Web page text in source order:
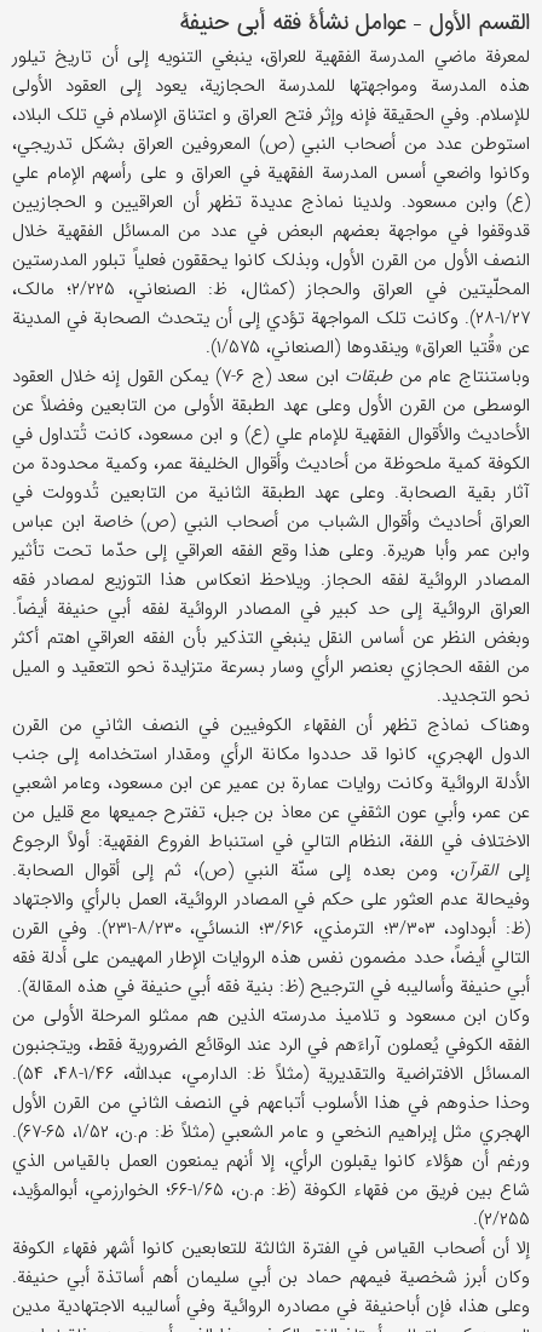
القسم الأول – عوامل نشأة فقه أبي حنیفة
لمعرفة ماضي المدرسة الفقهیة للعراق، ینبغي التنویه إلی أن تاریخ تیلور
هذه المدرسة ومواجهتها للمدرسة الحجازیة، یعود إلی العقود الأولی
للإسلام. وفي الحقیقة فإنه وإثر فتح العراق و اعتناق الإسلام في تلک البلاد،
استوطن عدد من أصحاب النبي (ص) المعروفین العراق بشکل تدریجي،
وکانوا واضعي أسس المدرسة الفقهیة في العراق و علی رأسهم الإمام علي
(ع) وابن مسعود. ولدینا نماذج عدیدة تظهر أن العراقیین و الحجازیین
قدوقفوا في مواجهة بعضهم البعض في عدد من المسائل الفقهیة خلال
النصف الأول من القرن الأول، وبذلک کانوا یحققون فعلیاً تبلور المدرستین
المحلّیتین في العراق والحجاز (کمثال، ظ: الصنعاني، ۲/۲۲۵؛ مالک،
۱/۲۷-۲۸). وکانت تلک المواجهة تؤدي إلی أن یتحدث الصحابة في المدینة
عن «قُتیا العراق» وینقدوها (الصنعاني، ۱/۵۷۵).
وباستنتاج عام منطبقات
ابن سعد (ج ۶-۷) یمکن القول إنه خلال العقود
الوسطی من القرن الأول وعلی عهد الطبقة الأولی من التابعین وفضلاً عن
الأحادیث والأقوال الفقهیة للإمام علي (ع) و ابن مسعود، کانت تُتداول في
الکوفة کمیة ملحوظة من أحادیث وأقوال الخلیفة عمر، وکمیة محدودة من
آثار بقیة الصحابة. وعلی عهد الطبقة الثانیة من التابعین تُدوولت في
العراق أحادیث وأقوال الشباب من أصحاب النبي (ص) خاصة ابن عباس
وابن عمر وأبا هریرة. وعلی هذا وقع الفقه العراقي إلی حدّما تحت تأثیر
المصادر الروائیة لفقه الحجاز. ویلاحظ انعکاس هذا التوزیع لمصادر فقه
العراق الروائیة إلی حد کبیر في المصادر الروائیة لفقه أبي حنیفة أیضاً.
وبغض النظر عن أساس النقل ینبغي التذکیر بأن الفقه العراقي اهتم أکثر
من الفقه الحجازي بعنصر الرأي وسار بسرعة متزایدة نحو التعقید و المیل
نحو التجدید.
وهناک نماذج تظهر أن الفقهاء الکوفیین في النصف الثاني من القرن
الدول الهجري، کانوا قد حددوا مکانة الرأي ومقدار استخدامه إلی جنب
الأدلة الروائیة وکانت روایات عمارة بن عمیر عن ابن مسعود، وعامر اشعبي
عن عمر، وأبي عون الثقفي عن معاذ بن جبل، تفترح جمیعها مع قلیل من
الاختلاف في اللفة، النظام التالي في استنباط الفروع الفقهیة: أولاً الرجوع
إلیالقرآن، ومن بعده إلی سنّة النبي (ص)، ثم إلی أقوال الصحابة.
وفيحالة عدم العثور علی حکم في المصادر الروائیة، العمل بالرأي والاجتهاد
(ظ: أبوداود، ۳/۳۰۳؛ الترمذي، ۳/۶۱۶؛ النسائي، ۸/۲۳۰-۲۳۱). وفي القرن
التالي أیضاً، حدد مضمون نفس هذه الروایات الإطار المهیمن علی أدلة فقه
أبي حنیفة وأسالیبه في الترجیح (ظ: بنیة فقه أبي حنیفة في هذه المقالة).
وکان ابن مسعود و تلامیذ مدرسته الذین هم ممثلو المرحلة الأولی من
الفقه الکوفي یُعملون آراءَهم في الرد عند الوقائع الضروریة فقط، ویتجنبون
المسائل الافتراضیة والتقدیریة (مثلاً ظ: الدارمي، عبدالله، ۱/۴۶-۴۸، ۵۴).
وحذا حذوهم في هذا الأسلوب أتباعهم في النصف الثاني من القرن الأول
الهجري مثل إبراهیم النخعي و عامر الشعبي (مثلاً ظ: م.ن، ۱/۵۲، ۶۵-۶۷).
ورغم أن هؤلاء کانوا یقبلون الرأي، إلا أنهم یمنعون العمل بالقیاس الذي
شاع بین فریق من فقهاء الکوفة (ظ: م.ن، ۱/۶۵-۶۶؛ الخوارزمي، أبوالمؤید،
۲/۲۵۵).
إلا أن أصحاب القیاس في الفترة الثالثة للتعابعین کانوا أشهر فقهاء الکوفة
وکان أبرز شخصیة فیمهم حماد بن أبي سلیمان أهم أساتذة أبي حنیفة.
وعلی هذا، فإن أباحنیفة في مصادره الروائیة وفي أسالیبه الاجتهادیة مدین